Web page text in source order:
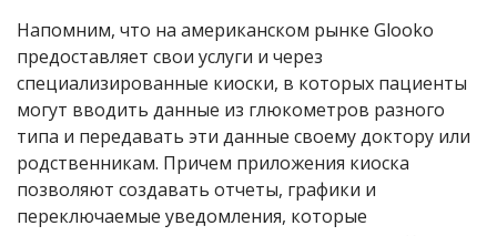
Напомним, что на американском рынке Glooko
предоставляет свои услуги и через
специализированные киоски, в которых пациенты
могут вводить данные из глюкометров разного
типа и передавать эти данные своему доктору или
родственникам. Причем приложения киоска
позволяют создавать отчеты, графики и
переключаемые уведомления, которые